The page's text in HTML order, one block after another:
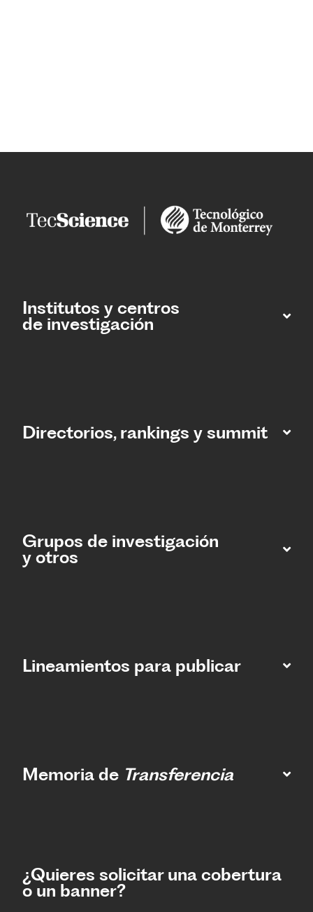
Institutos y centros
de investigación
Directorios, rankings y summit
Grupos de investigación
y otros
Lineamientos para publicar
Memoria de Transferencia
¿Quieres solicitar una cobertura
o un banner?